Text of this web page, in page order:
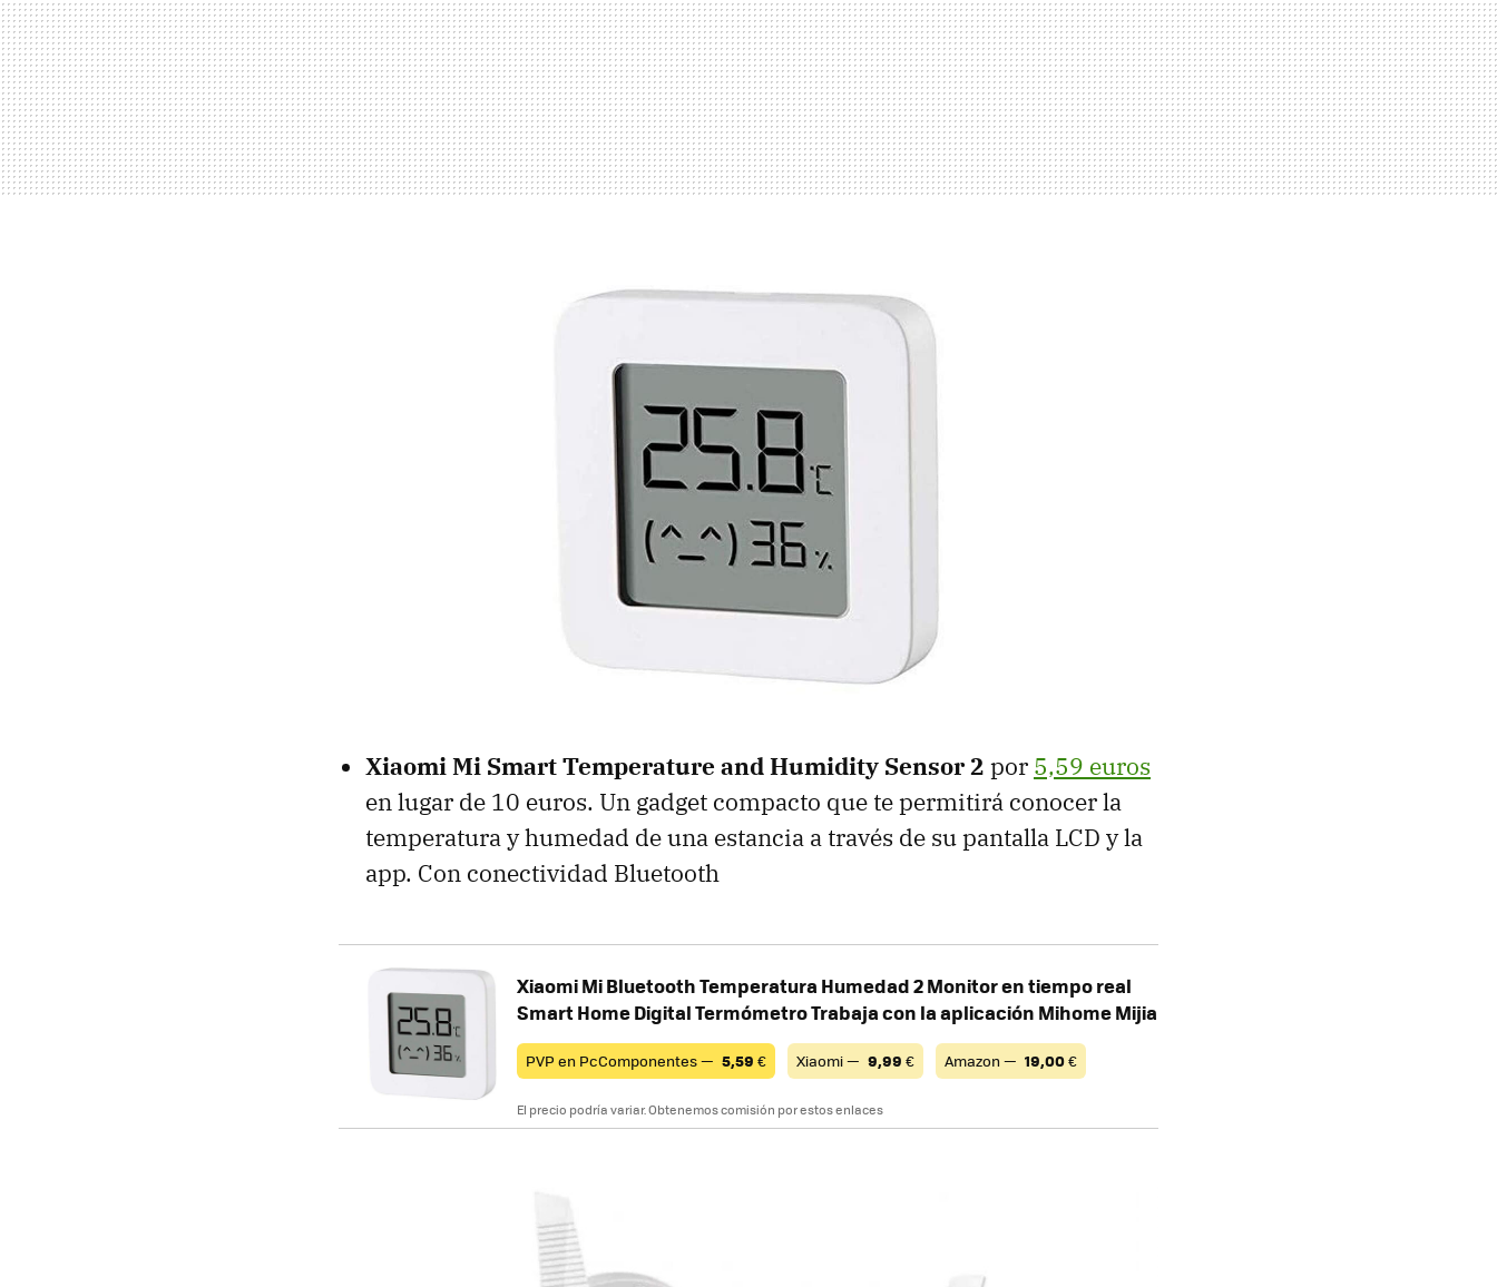
Xiaomi Mi Smart Temperature and Humidity Sensor 2 por 5,59 euros
en lugar de 10 euros. Un gadget compacto que te permitirá conocer la
temperatura y humedad de una estancia a través de su pantalla LCD y la
app. Con conectividad Bluetooth
Xiaomi Mi Bluetooth Temperatura Humedad 2 Monitor en tiempo real
Smart Home Digital Termómetro Trabaja con la aplicación Mihome Mijia
PVP en PcComponentes — 5,59 € Xiaomi — 9,99 € Amazon — 19,00€
El precio podría variar. Obtenemos comisión por estos enlaces